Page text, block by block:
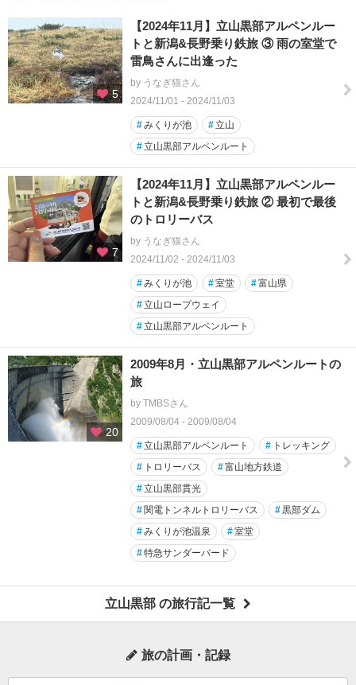
5
【2024年11月】立山黒部アルペンルー
トと新潟&長野乗り鉄旅 ③ 雨の室堂で
雷鳥さんに出逢った
by うなぎ猫さん
2024/11/01 - 2024/11/03
#みくりが池 #立山
#立山黒部アルペンルート
7
【2024年11月】立山黒部アルペンルー
トと新潟&長野乗り鉄旅 ② 最初で最後
のトロリーバス
by うなぎ猫さん
2024/11/02 - 2024/11/03
#みくりが池 #室堂 #富山県
#立山ロープウェイ
#立山黒部アルペンルート
20
2009年8月・立山黒部アルペンルートの
旅
by TMBSさん
2009/08/04 - 2009/08/04
#立山黒部アルペンルート # トレッキング
# トロリーバス #富山地方鉄道
#立山黒部貫光
# 関電トンネルトロリーバス #黒部ダム
#みくりが池温泉 #室堂
#特急サンダーバード
立山黒部 の旅行記一覧
旅の計画・記録